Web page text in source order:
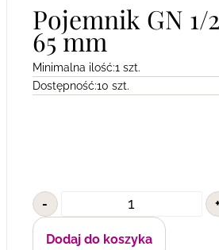
Pojemnik GN 1/2
65 mm
Minimalna ilość:1 szt.
Dostępność:10 szt.
- +
Dodaj do koszyka